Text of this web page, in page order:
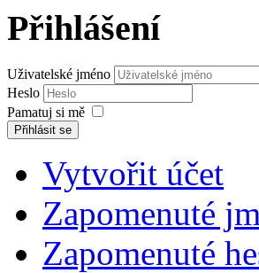
Přihlášení
Uživatelské jméno
Heslo
Pamatuj si mě
Přihlásit se
Vytvořit účet
Zapomenuté
Zapomenuté